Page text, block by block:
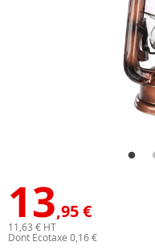
13,95 €
11,63 € HT
Dont Ecotaxe 0,16 €